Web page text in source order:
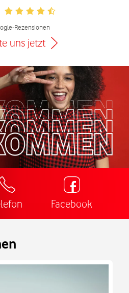
Rating 4.4
Rezensionen
uns jetzt
Facebook